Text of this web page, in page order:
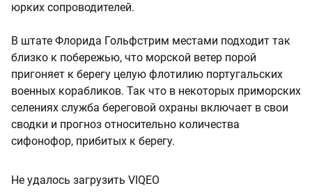
юрких сопроводителей.
В штате Флорида Гольфстрим местами подходит так
близко к побережью, что морской ветер порой
пригоняет к берегу целую флотилию португальских
военных корабликов. Так что в некоторых приморских
селениях служба береговой охраны включает в свои
сводки и прогноз относительно количества
сифонофор, прибитых к берегу.
Не удалось загрузить VIQEO